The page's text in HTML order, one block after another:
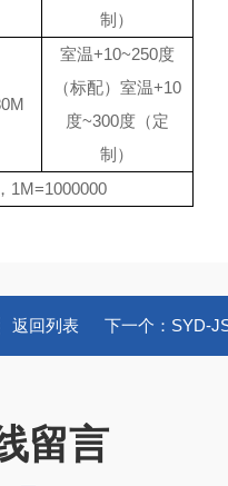
制）
室温+10~250度
（标配）室温+10
度~300度（定
制）
1M=1000000
返回列表 下一个： SYD-
留言